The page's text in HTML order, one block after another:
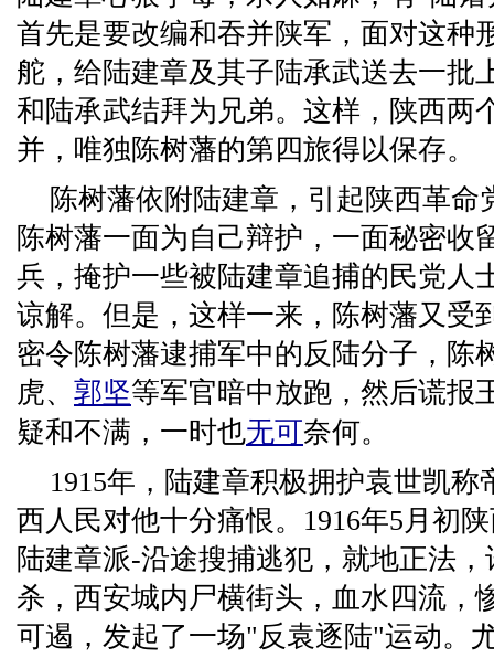
首先是要改编和吞并陕军，面对这种
舵，给陆建章及其子陆承武送去一批
和陆承武结拜为兄弟。这样，陕西两
并，唯独陈树藩的第四旅得以保存。
陈树藩依附陆建章，引起陕西革
陈树藩一面为自己辩护，一面秘密收
兵，掩护一些被陆建章追捕的民党人
谅解。但是，这样一来，陈树藩又受
密令陈树藩逮捕军中的反陆分子，陈
虎、 郭坚等军官暗中放跑，然后谎报
疑和不满，一时也无可奈何。
1915年，陆建章积极拥护袁世凯
西人民对他十分痛恨。1916年5月初
陆建章派-沿途搜捕逃犯，就地正法
杀，西安城内尸横街头，血水四流，
可遏，发起了一场"反袁逐陆"运动。